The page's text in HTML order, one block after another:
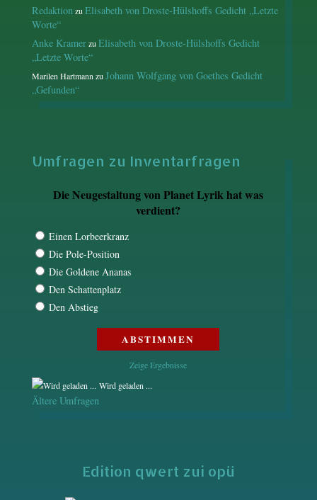
RedaktionzuElisabeth von Droste-Hülshoffs Gedicht „Letzte
Worte“
Anke KramerzuElisabeth von Droste-Hülshoffs Gedicht
„Letzte Worte“
Marilen HartmannzuJohann Wolfgang von Goethes Gedicht
„Gefunden“
Umfragen zu Inventarfragen
Die Neugestaltung von Planet Lyrik hat was
verdient?
Einen Lorbeerkranz
Die Pole-Position
Die Goldene Ananas
Den Schattenplatz
Den Abstieg
Zeige Ergebnisse
Wird geladen ...
Ältere Umfragen
Edition qwert zui opü